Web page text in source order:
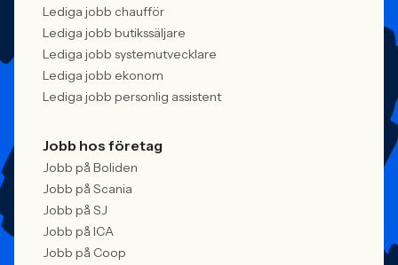
Lediga jobb chaufför
Lediga jobb butikssäljare
Lediga jobb systemutvecklare
Lediga jobb ekonom
Lediga jobb personlig assistent
Jobb hos företag
Jobb på Boliden
Jobb på Scania
Jobb på SJ
Jobb på ICA
Jobb på Coop